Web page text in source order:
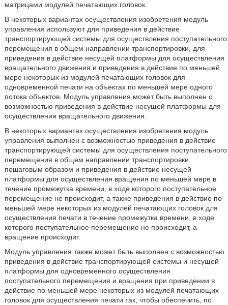
матрицами модулей печатающих головок.
В некоторых вариантах осуществления изобретения модуль
управления используют для приведения в действие
транспортирующей системы для осуществления поступательного
перемещения в общем направлении транспортировки, для
приведения в действие несущей платформы для осуществления
вращательного движения и приведения в действие по меньшей
мере некоторых из модулей печатающих головок для
одновременной печати на объектах по меньшей мере одного
потока объектов. Модуль управления может быть выполнен с
возможностью приведения в действие несущей платформы для
осуществления вращательного движения.
В некоторых вариантах осуществления изобретения модуль
управления выполнен с возможностью приведения в действие
транспортирующей системы для осуществления поступательного
перемещения в общем направлении транспортировки
пошаговым образом и приведения в действие несущей
платформы для осуществления вращения по меньшей мере в
течение промежутка времени, в ходе которого поступательное
перемещение не происходит, а также приведения в действие по
меньшей мере некоторых из модулей печатающих головок для
осуществления печати в течение промежутка времени, в ходе
которого поступательное перемещение не происходит, а
вращение происходит.
Модуль управления также может быть выполнен с возможностью
приведения в действие транспортирующей системы и несущей
платформы для одновременного осуществления
поступательного перемещения и вращения при приведении в
действие по меньшей мере некоторых из модулей печатающих
головок для осуществления печати так, чтобы обеспечить, по